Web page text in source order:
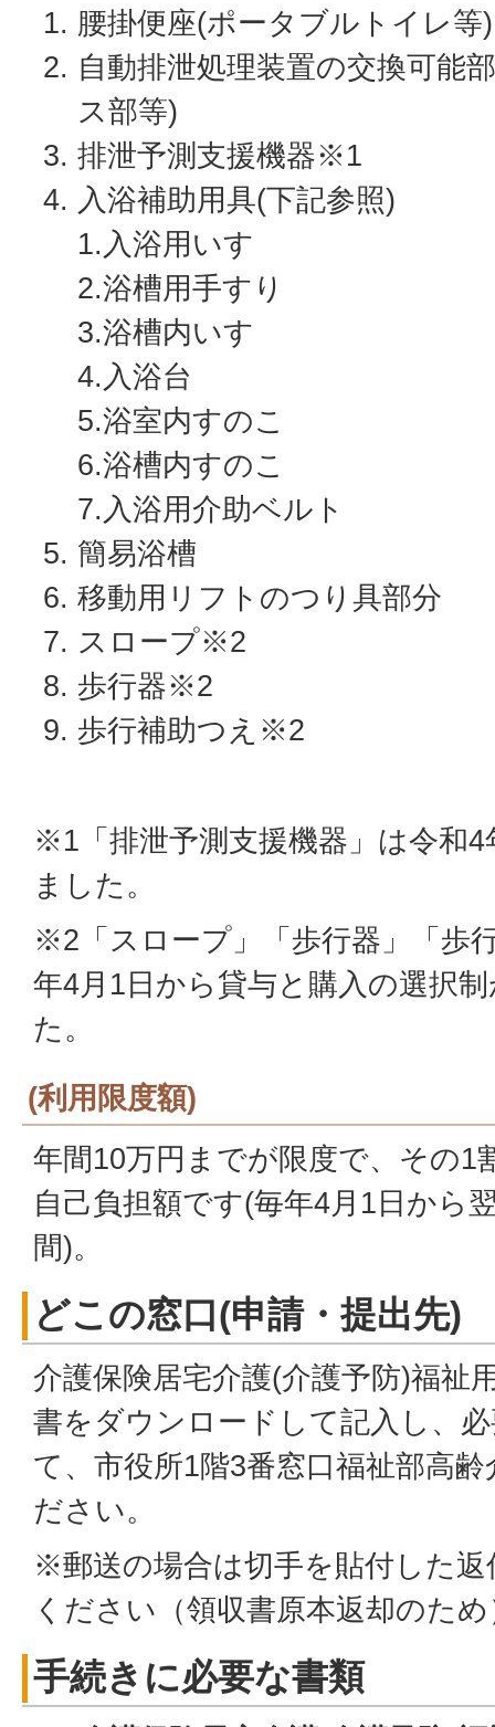
腰掛便座(ポータブルトイレ等)
自動排泄処理装置の交換可能
ス部等)
排泄予測支援機器※1
入浴補助用具(下記参照)
1.入浴用いす
2.浴槽用手すり
3.浴槽内いす
4.入浴台
5.浴室内すのこ
6.浴槽内すのこ
7.入浴用介助ベルト
簡易浴槽
移動用リフトのつり具部分
スロープ※2
歩行器※2
歩行補助つえ※2
※1「排泄予測支援機器」は令和
ました。
※2「スロープ」「歩行器」「歩
年4月1日から貸与と購入の選択
た。
(利用限度額)
年間10万円までが限度で、その1
自己負担額です(毎年4月1日から
間)。
どこの窓口(申請・提出先)
介護保険居宅介護(介護予防)福祉
書をダウンロードして記入し、
て、市役所1階3番窓口福祉部高
ださい。
※郵送の場合は切手を貼付した返
ください（領収書原本返却のた
手続きに必要な書類